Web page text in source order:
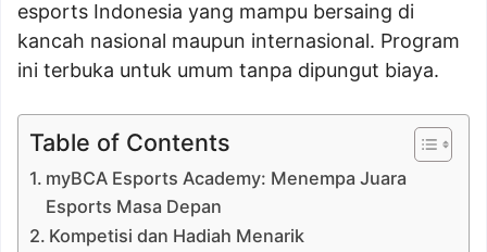
esports Indonesia yang mampu bersaing di
kancah nasional maupun internasional. Program
ini terbuka untuk umum tanpa dipungut biaya.
Table of Contents
myBCA Esports Academy: Menempa Juara
Esports Masa Depan
Kompetisi dan Hadiah Menarik